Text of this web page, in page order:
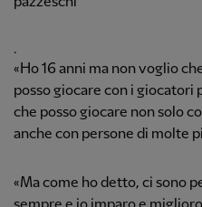
.
«Ho 16 anni ma non voglio
posso giocare con i giocatori
che posso giocare non solo
anche con persone di molte
«Ma come ho detto, ci sono